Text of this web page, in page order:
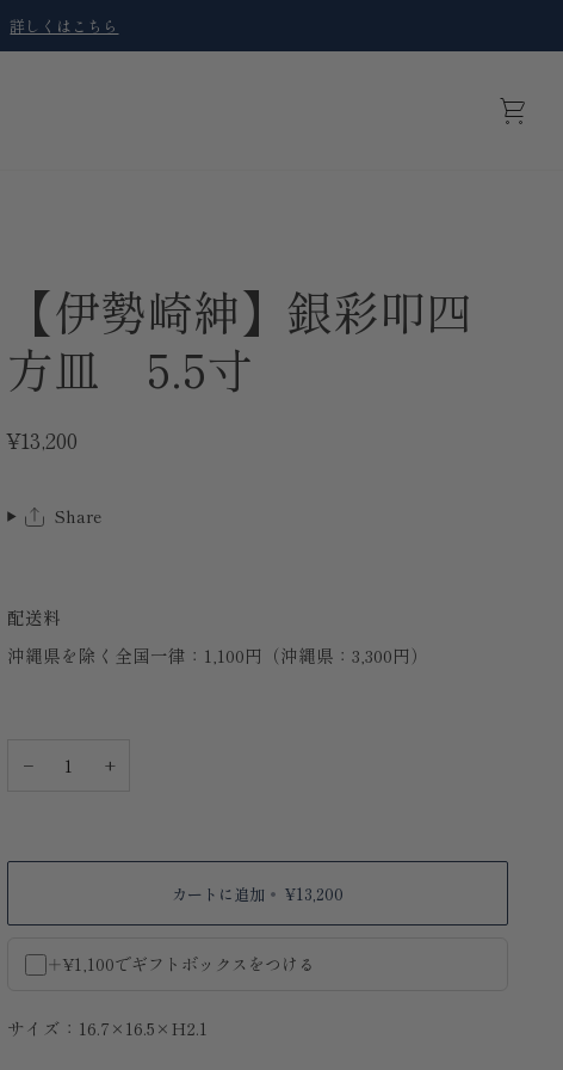
詳しくはこちら
カ
【伊勢崎紳】銀彩叩四
方皿 5.5寸
¥13,200
Share
配送料
沖縄県を除く全国一律：1,100円（沖縄県：3,300円）
− +
カートに追加 • ¥13,200
＋¥1,100でギフトボックスをつける
サイズ：16.7×16.5×H2.1